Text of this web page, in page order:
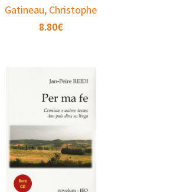
Gatineau, Christophe
8.80€